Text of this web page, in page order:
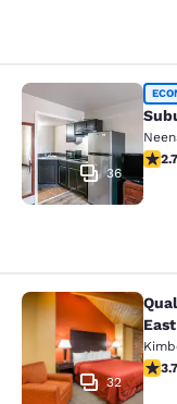
Suburban
36
2.7
Quality Inn
32
East
3.7